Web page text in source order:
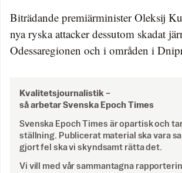
Biträdande premiärminister Oleksij
nya ryska attacker dessutom skadat
Odessaregionen och i områden i
Kvalitetsjournalistik –
så arbetar Svenska Epoch Times
Svenska Epoch Times är opartisk och
ställning. Publicerat material ska vara
gjort fel ska vi skyndsamt rätta det.
Vi vill med vår sammantagna